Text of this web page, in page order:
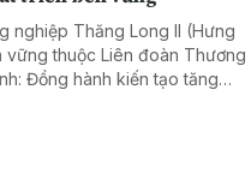
nghiệp Thăng Long II (Hưng
vững thuộc Liên đoàn Thương
Đồng hành kiến tạo tăng